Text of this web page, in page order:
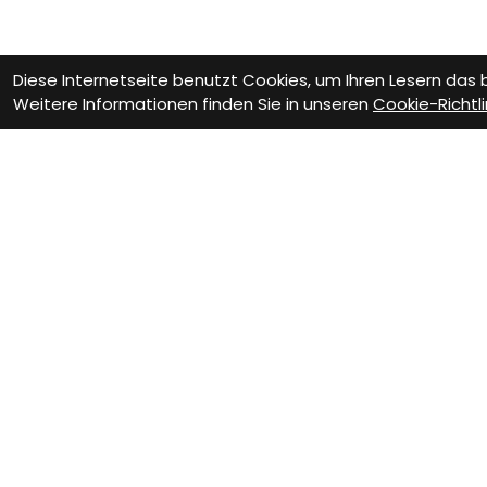
Diese Internetseite benutzt Cookies, um Ihren Lesern
Weitere Informationen finden Sie in unseren Cookie-